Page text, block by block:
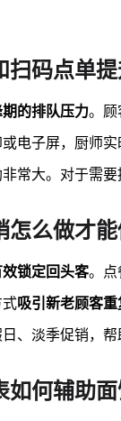
码点单提
的排队压力。顾
电子屏，厨师
常大。对于需要
么做才能
锁定回头客。点
吸引新老顾客
、淡季促销，帮
何辅助面